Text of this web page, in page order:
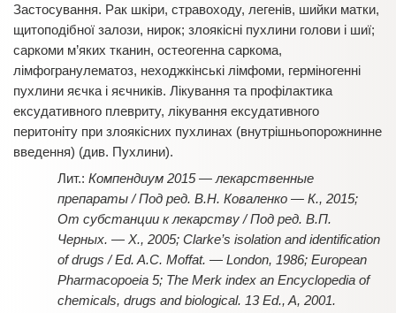
Застосування. Рак шкіри, стравоходу, легенів, шийки матки,
щитоподібної залози, нирок; злоякісні пухлини голови і шиї;
саркоми м’яких тканин, остеогенна саркома,
лімфогранулематоз, неходжкінські лімфоми, герміногенні
пухлини яєчка і яєчників. Лікування та профілактика
ексудативного плевриту, лікування ексудативного
перитоніту при злоякісних пухлинах (внутрішньопорожнинне
введення) (див. Пухлини).
Компендиум 2015 — лекарственные
препараты / Под ред. В.Н. Коваленко — К., 2015;
От субстанции к лекарству / Под ред. В.П.
Черных. — Х., 2005; Clarke’s isolation and identification
of drugs / Ed. A.C. Moffat. — London, 1986; European
Pharmacopoeia 5; The Merk index an Encyclopedia of
chemicals, drugs and biological. 13 Ed., A, 2001.